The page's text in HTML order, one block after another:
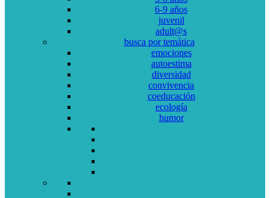
6-9 años
juvenil
adult@s
busca por temática
emociones
autoestima
diversidad
convivencia
coeducación
ecología
humor